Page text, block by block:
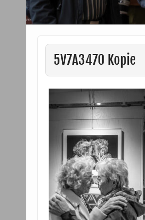
5V7A3470 Kopie